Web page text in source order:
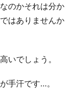
のかそれは分か
はありませんか
いでしょう。
手汗です…。